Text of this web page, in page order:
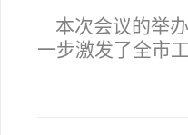
本次会议的举
一步激发了全市